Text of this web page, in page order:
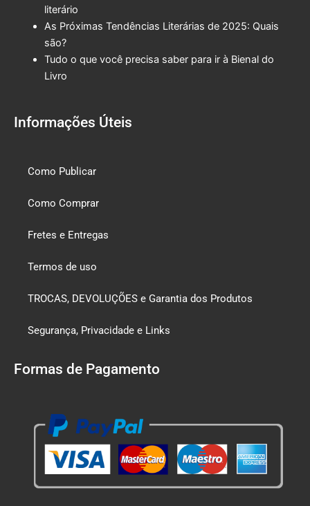
literário
As Próximas Tendências Literárias de 2025: Quais
são?
Tudo o que você precisa saber para ir à Bienal do
Livro
Informações Úteis
Como Publicar
Como Comprar
Fretes e Entregas
Termos de uso
TROCAS, DEVOLUÇÕES e Garantia dos Produtos
Segurança, Privacidade e Links
Formas de Pagamento